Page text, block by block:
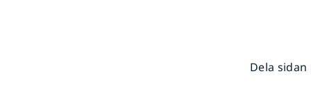
Dela sidan